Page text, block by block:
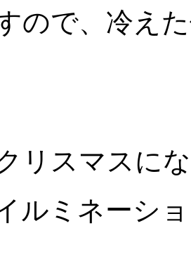
ので、冷え
リスマスに
ルミネーシ